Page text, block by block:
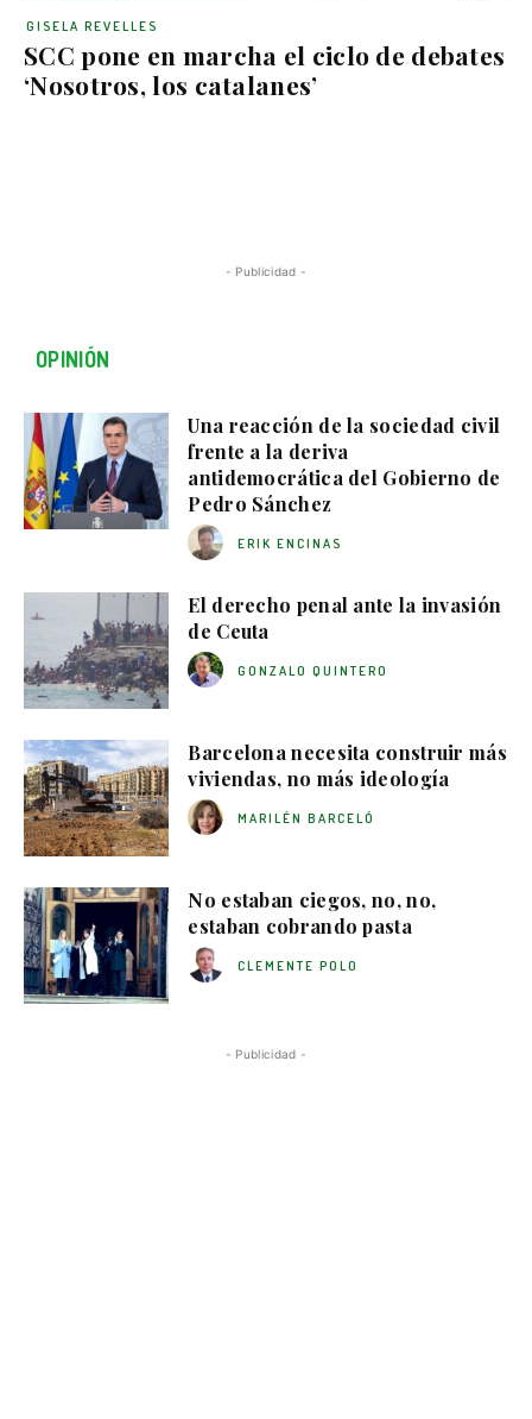
SCC pone en marcha el ciclo de debates
‘Nosotros, los catalanes’
GISELA REVELLES
- Publicidad -
OPINIÓN
Una reacción de la sociedad civil
frente a la deriva
antidemocrática del Gobierno de
Pedro Sánchez
ERIK ENCINAS
El derecho penal ante la invasión
de Ceuta
GONZALO QUINTERO
Barcelona necesita construir más
viviendas, no más ideología
MARILÉN BARCELÓ
No estaban ciegos, no, no,
estaban cobrando pasta
CLEMENTE POLO
- Publicidad -